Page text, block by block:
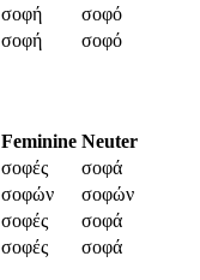
σοφή
σοφό
σοφή σοφό
Feminine Neuter
σοφές
σοφά
σοφών
σοφών
σοφές
σοφά
σοφές σοφά